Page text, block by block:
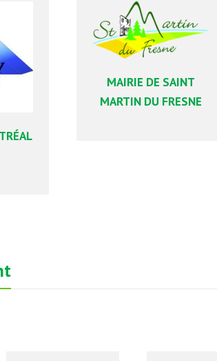
MAIRIE DE SAINT
MARTIN DU FRESNE